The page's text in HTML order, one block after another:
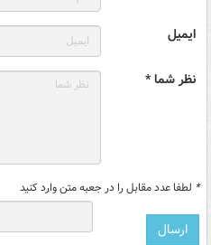
ایمیل
نظر شما *
* لطفا عدد مقابل را در جعبه متن وارد کنید